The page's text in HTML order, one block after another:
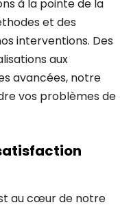
à la pointe de la
et des
interventions. Des
aux
avancées, notre
vos problèmes de
au cœur de notre